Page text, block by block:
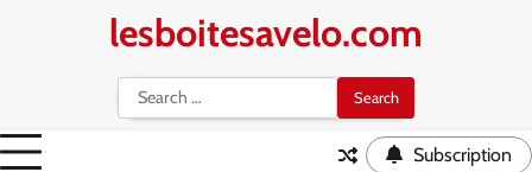
lesboitesavelo.com
Search
for:
Subscription